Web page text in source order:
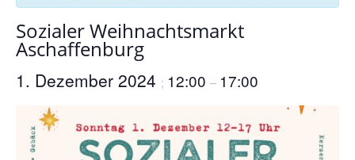
Sozialer Weihnachtsmarkt
Aschaffenburg
1. Dezember 2024 ; 12:00 – 17:00